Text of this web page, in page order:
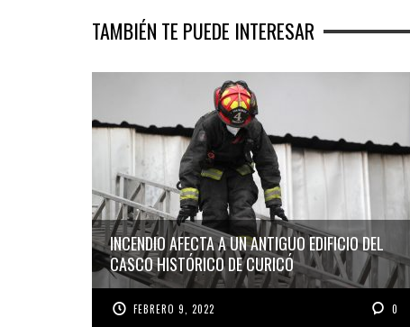
TAMBIÉN TE PUEDE INTERESAR
INCENDIO AFECTA A UN ANTIGUO EDIFICIO DEL
CASCO HISTÓRICO DE CURICÓ
FEBRERO 9, 2022 0